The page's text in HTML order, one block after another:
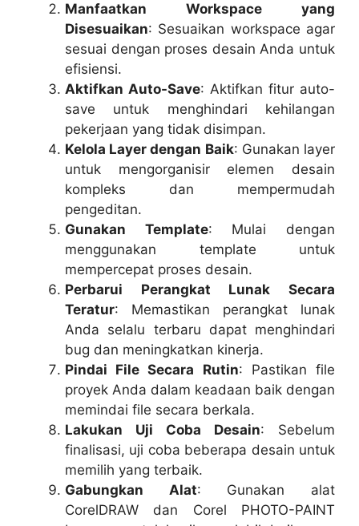
Manfaatkan Workspace yang
Disesuaikan: Sesuaikan workspace agar
sesuai dengan proses desain Anda untuk
efisiensi.
Aktifkan Auto-Save: Aktifkan fitur auto-
save untuk menghindari kehilangan
pekerjaan yang tidak disimpan.
Kelola Layer dengan Baik: Gunakan layer
untuk mengorganisir elemen desain
kompleks dan mempermudah
pengeditan.
Gunakan Template: Mulai dengan
menggunakan template untuk
mempercepat proses desain.
Perbarui Perangkat Lunak Secara
Teratur: Memastikan perangkat lunak
Anda selalu terbaru dapat menghindari
bug dan meningkatkan kinerja.
Pindai File Secara Rutin: Pastikan file
proyek Anda dalam keadaan baik dengan
memindai file secara berkala.
Lakukan Uji Coba Desain: Sebelum
finalisasi, uji coba beberapa desain untuk
memilih yang terbaik.
Gabungkan Alat: Gunakan alat
CorelDRAW dan Corel PHOTO-PAINT